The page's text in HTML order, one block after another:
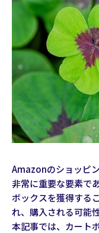
Amazonのショッピ
非常に重要な要素で
ボックスを獲得する
れ、購入される可能
本記事では、カート